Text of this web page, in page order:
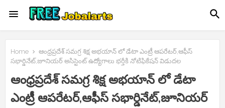
Home
ఆంధ్రప్రదేశ్ సమగ్ర శిక్ష అభయాన్ లో డేటా ఎంట్రీ ఆపరేటర్,ఆఫీస్
సభార్డినేట్,జూనియర్ అసిస్టెంట్ ఉద్యోగాలు భర్తీకి నోటిఫికేషన్ విడుదల
ఆంధ్రప్రదేశ్ సమగ్ర శిక్ష అభయాన్ లో డేటా
ఎంట్రీ ఆపరేటర్,ఆఫీస్ సభార్డినేట్,జూనియర్